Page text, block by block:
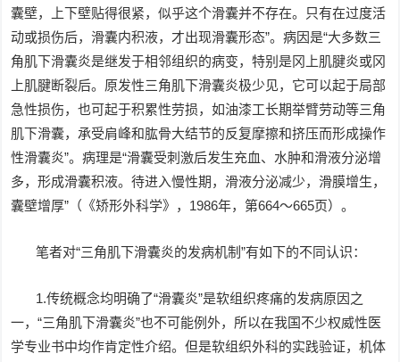
囊壁，上下壁贴得很紧，似乎这个滑囊并不存在。只有在过度活
动或损伤后，滑囊内积液，才出现滑囊形态”。病因是“大多数三
角肌下滑囊炎是继发于相邻组织的病变，特别是冈上肌腱炎或冈
上肌腱断裂后。原发性三角肌下滑囊炎极少见，它可以起于局部
急性损伤，也可起于积累性劳损，如油漆工长期举臂劳动等三角
肌下滑囊，承受肩峰和肱骨大结节的反复摩擦和挤压而形成操作
性滑囊炎”。病理是“滑囊受刺激后发生充血、水肿和滑液分泌增
多，形成滑囊积液。待进入慢性期，滑液分泌减少，滑膜增生，
囊壁增厚”（《矫形外科学》，1986年，第664～665页）。
笔者对“三角肌下滑囊炎的发病机制”有如下的不同认识：
1.传统概念均明确了“滑囊炎”是软组织疼痛的发病原因之
一，“三角肌下滑囊炎”也不可能例外，所以在我国不少权威性医
学专业书中均作肯定性介绍。但是软组织外科的实践验证，机体